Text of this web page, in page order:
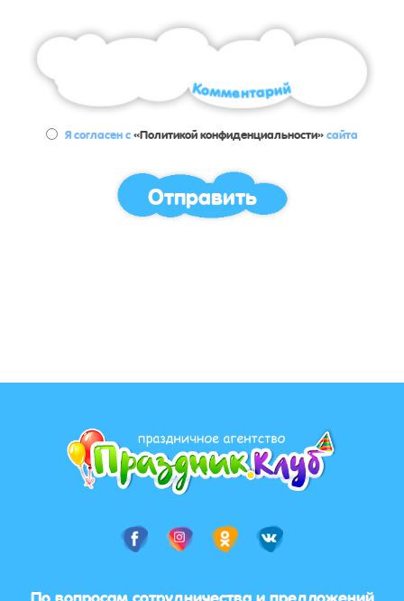
Я согласен с«Политикой конфиденциальности»сайта
Отправить